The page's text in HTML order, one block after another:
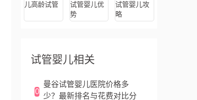
儿高龄试管
试管婴儿优
势
试管婴儿攻
略
试管婴儿相关
0
曼谷试管婴儿医院价格多
少？最新排名与花费对比分